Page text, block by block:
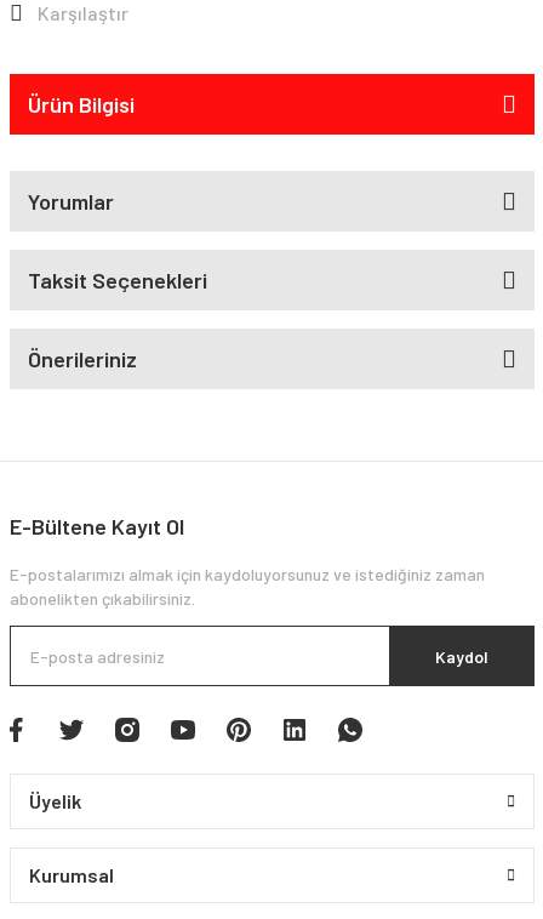
Karşılaştır
Ürün Bilgisi
Yorumlar
Taksit Seçenekleri
Önerileriniz
E-Bültene Kayıt Ol
E-postalarımızı almak için kaydoluyorsunuz ve istediğiniz zaman
abonelikten çıkabilirsiniz.
Kaydol
Üyelik
Kurumsal